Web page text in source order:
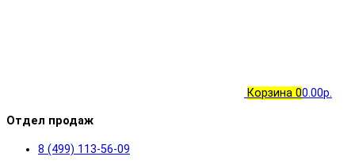
Корзина 00.00р.
Отдел продаж
8 (499) 113-56-09